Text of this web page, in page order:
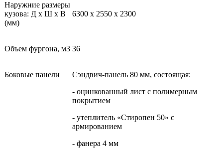
Наружние размеры
кузова: Д х Ш х В
(мм)
6300 х 2550 х 2300
Объем фургона, м3 36
Боковые панели
Сэндвич-панель 80 мм, состоящая:
- оцинкованный лист с полимерным
покрытием
- утеплитель «Стиропен 50» с
армированием
- фанера 4 мм